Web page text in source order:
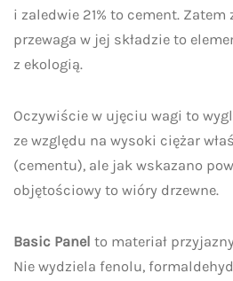
i zaledwie 21% to cement. Zatem
przewaga w jej składzie to
z ekologią.
Oczywiście w ujęciu wagi to
ze względu na wysoki ciężar
(cementu), ale jak wskazano
objętościowy to wióry drzewne.
Basic Panel to materiał
Nie wydziela fenolu,